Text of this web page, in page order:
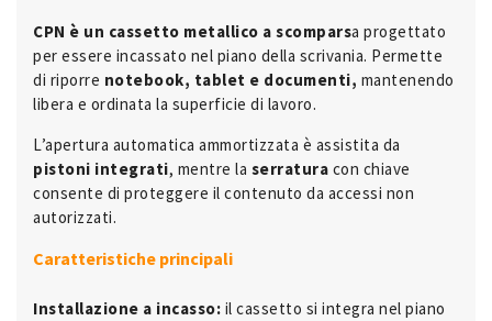
CPN è un cassetto metallico a scomparsa progettato
per essere incassato nel piano della scrivania. Permette
di riporre notebook, tablet e documenti, mantenendo
libera e ordinata la superficie di lavoro.
L’apertura automatica ammortizzata è assistita da
pistoni integrati, mentre la serratura con chiave
consente di proteggere il contenuto da accessi non
autorizzati.
Caratteristiche principali
Installazione a incasso: il cassetto si integra nel piano